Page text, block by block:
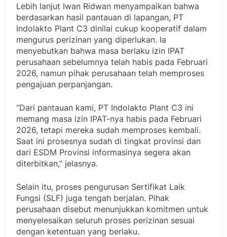
Lebih lanjut Iwan Ridwan menyampaikan bahwa
berdasarkan hasil pantauan di lapangan, PT
Indolakto Plant C3 dinilai cukup kooperatif dalam
mengurus perizinan yang diperlukan. Ia
menyebutkan bahwa masa berlaku izin IPAT
perusahaan sebelumnya telah habis pada Februari
2026, namun pihak perusahaan telah memproses
pengajuan perpanjangan.
“Dari pantauan kami, PT Indolakto Plant C3 ini
memang masa izin IPAT-nya habis pada Februari
2026, tetapi mereka sudah memproses kembali.
Saat ini prosesnya sudah di tingkat provinsi dan
dari ESDM Provinsi informasinya segera akan
diterbitkan,” jelasnya.
Selain itu, proses pengurusan Sertifikat Laik
Fungsi (SLF) juga tengah berjalan. Pihak
perusahaan disebut menunjukkan komitmen untuk
menyelesaikan seluruh proses perizinan sesuai
dengan ketentuan yang berlaku.